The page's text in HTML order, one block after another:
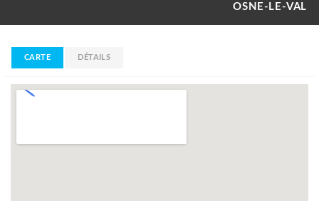
OSNE-LE-VAL
CARTE DÉTAILS